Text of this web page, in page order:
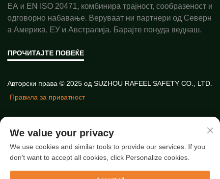
EA и EN ISO 20471, комбинира трајност, сообразеност и
одговорно набавање. Веруваат ни партнери од Северн
а Америка, ЕУ и Австралија. Барајте понуда веднаш.
ПРОЧИТАЈТЕ ПОВЕЌЕ
Авторски права © 2025 од SUZHOU RAFEEL SAFETY CO., LTD.
Правила за приватност
Нови чланци
We value your privacy
We use cookies and similar tools to provide our services. If you
don't want to accept all cookies, click Personalize cookies.